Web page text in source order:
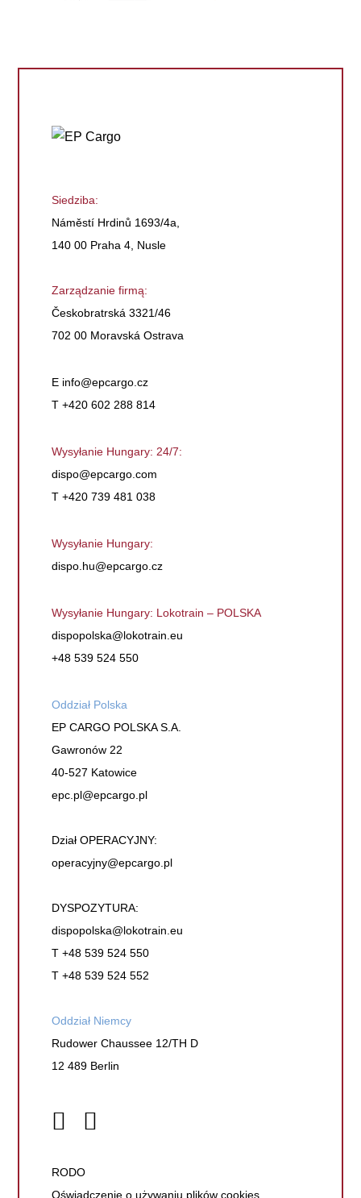
Siedziba:
Náměstí Hrdinů 1693/4a,
140 00 Praha 4, Nusle
Zarządzanie firmą:
Českobratrská 3321/46
702 00 Moravská Ostrava
E info@epcargo.cz
T +420 602 288 814
Wysyłanie Hungary: 24/7:
dispo@epcargo.com
T +420 739 481 038
Wysyłanie Hungary:
dispo.hu@epcargo.cz
Wysyłanie Hungary: Lokotrain – POLSKA
dispopolska@lokotrain.eu
+48 539 524 550
Oddział Polska
EP CARGO POLSKA S.A.
Gawronów 22
40-527 Katowice
epc.pl@epcargo.pl
Dział OPERACYJNY:
operacyjny@epcargo.pl
DYSPOZYTURA:
dispopolska@lokotrain.eu
T +48 539 524 550
T +48 539 524 552
Oddział Niemcy
Rudower Chaussee 12/TH D
12 489 Berlin
RODO
Oświadczenie o używaniu plików cookies